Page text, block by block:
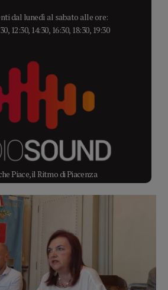
dal lunedì al sabato alle ore:
12:30, 14:30, 16:30, 18:30, 19:30
Piace, il Ritmo di Piacenza